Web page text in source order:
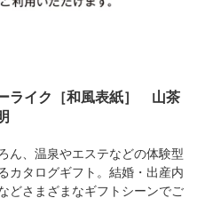
ライク［和風表紙］ 山茶
ん、温泉やエステなどの体験型
カタログギフト。結婚・出産内
どさまざまなギフトシーンでご